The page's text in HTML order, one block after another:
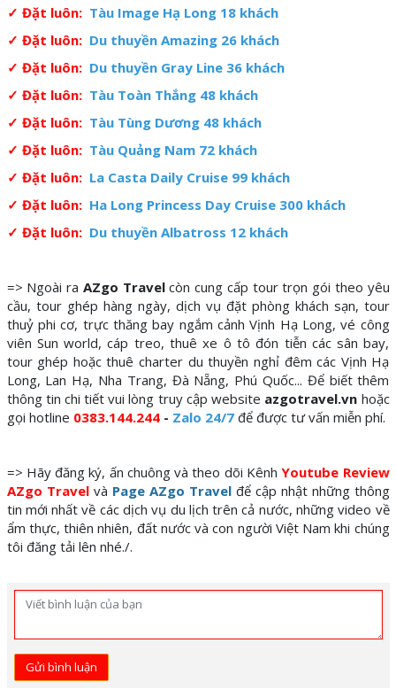
✓ Đặt luôn:Tàu Image Hạ Long 18 khách
✓ Đặt luôn:Du thuyền Amazing 26 khách
✓ Đặt luôn:Du thuyền Gray Line 36 khách
✓ Đặt luôn:Tàu Toàn Thắng 48 khách
✓ Đặt luôn:Tàu Tùng Dương 48 khách
✓ Đặt luôn:Tàu Quảng Nam 72 khách
✓ Đặt luôn:La Casta Daily Cruise 99 khách
✓ Đặt luôn:Ha Long Princess Day Cruise 300 khách
✓ Đặt luôn:Du thuyền Albatross 12 khách
=> Ngoài ra AZgo Travelcòn cung cấp tour trọn gói theo yêu
cầu, tour ghép hàng ngày, dịch vụ đặt phòng khách sạn, tour
thuỷ phi cơ, trực thăng bay ngắm cảnh Vịnh Hạ Long, vé công
viên Sun world, cáp treo, thuê xe ô tô đón tiễn các sân bay,
tour ghép hoặc thuê charter du thuyền nghỉ đêm các Vịnh Hạ
Long, Lan Hạ, Nha Trang, Đà Nẵng, Phú Quốc... Để biết thêm
thông tin chi tiết vui lòng truy cập website azgotravel.vn hoặc
gọi hotline 0383.144.244- Zalo 24/7để được tư vấn miễn phí.
=> Hãy đăng ký, ấn chuông và theo dõi KênhYoutube Review
AZgo Travelvà Page AZgo Travelđể cập nhật những thông
tin mới nhất về các dịch vụ du lịch trên cả nước, những video về
ẩm thực, thiên nhiên, đất nước và con người Việt Nam khi chúng
tôi đăng tải lên nhé./.
Gửi bình luận